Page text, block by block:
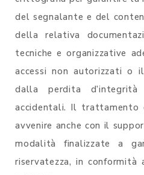
del segnalante e del
della relativa
tecniche e organizzative
accessi non autorizzati o
dalla perdita d’integrità
accidentali. Il trattamento
avvenire anche con il
modalità finalizzate a
riservatezza, in conformità